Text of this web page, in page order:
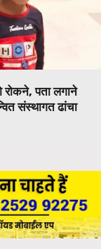
पता लगाने
संस्थागत ढांचा